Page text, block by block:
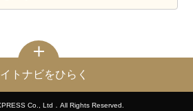
トナビをひらく
Co., Ltd．All Rights Reserved.